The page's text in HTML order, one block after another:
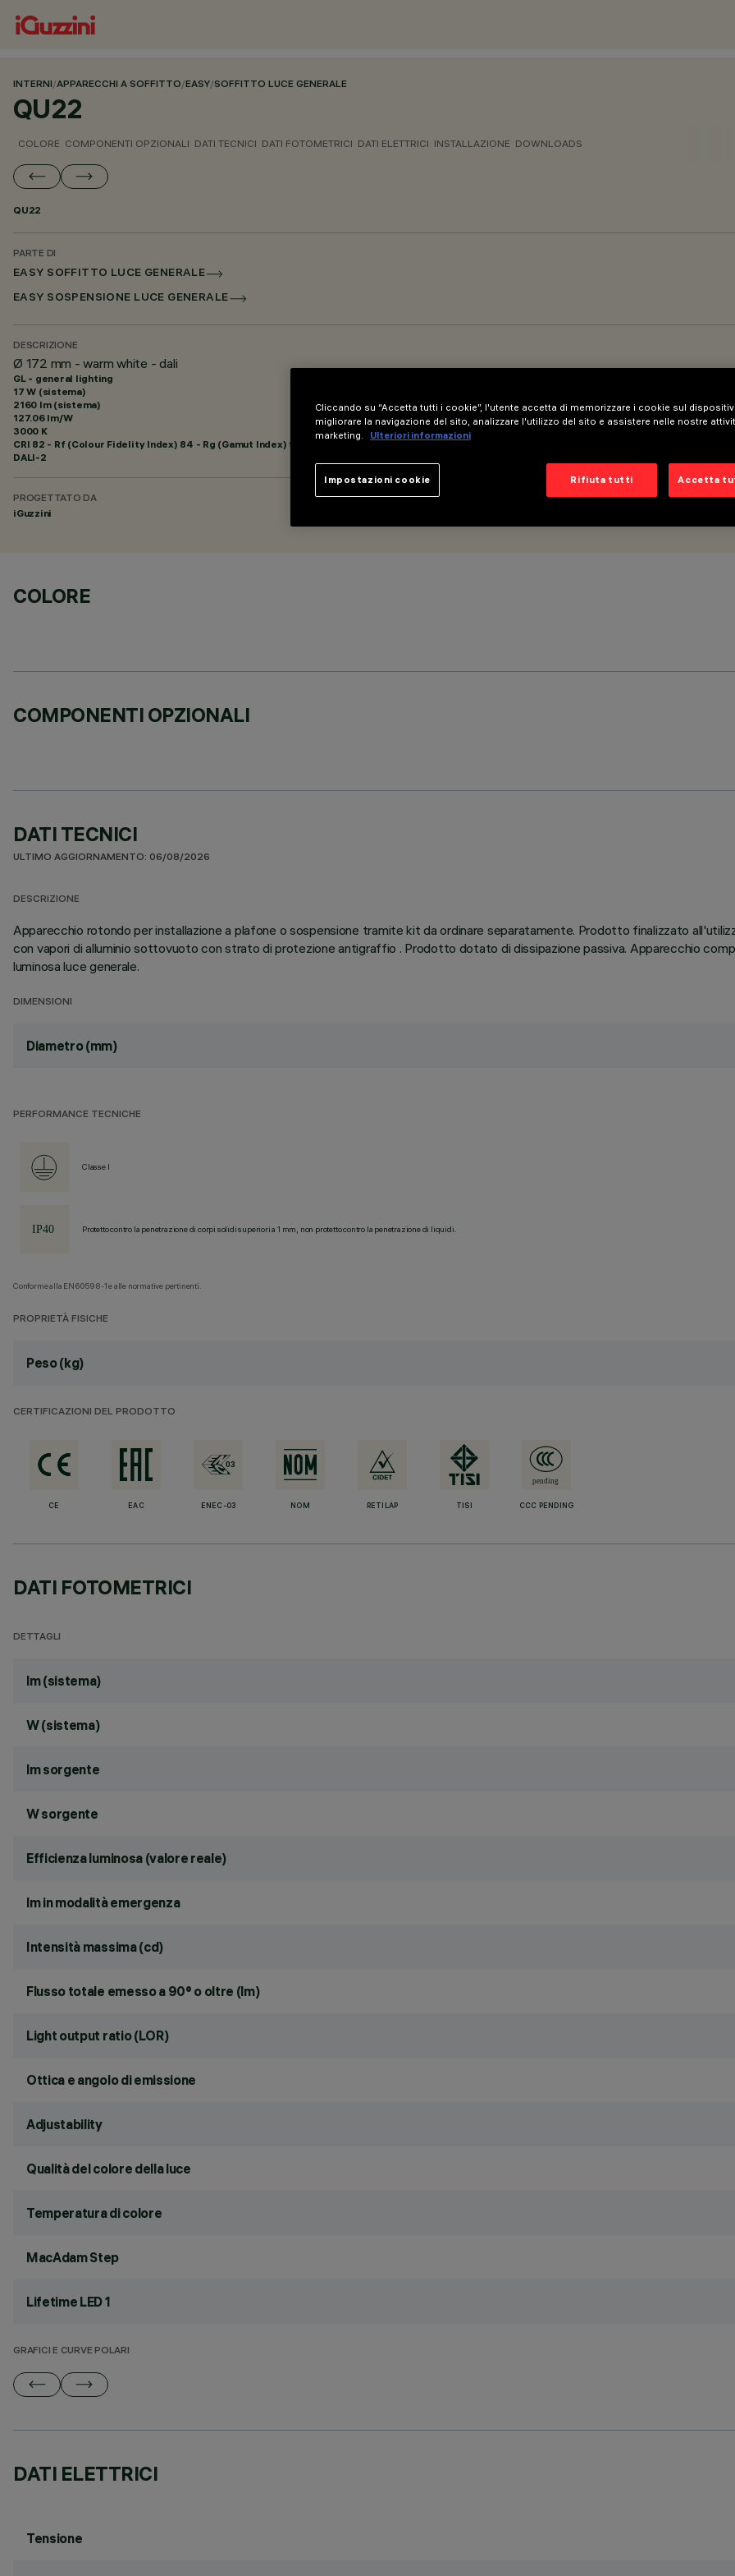
INTERNI/APPARECCHI A SOFFITTO/EASY/SOFFITTO LUCE GENERALE
QU22
COLORE COMPONENTI OPZIONALI DATI TECNICI DATI FOTOMETRICI DATI ELETTRICI INSTALLAZIONE DOWNLOADS
QU22
PARTE DI
EASY SOFFITTO LUCE GENERALE
EASY SOSPENSIONE LUCE GENERALE
DESCRIZIONE
Ø 172 mm - warm white - dali
GL - general lighting
17 W (sistema)
2160 lm (sistema)
127.06 lm/W
3000 K
CRI 82 - Rf (Colour Fidelity Index) 84 - Rg (Gamut Index) 95
DALI-2
PROGETTATO DA
iGuzzini
COLORE
COMPONENTI OPZIONALI
DATI TECNICI
ULTIMO AGGIORNAMENTO: 06/08/2026
DESCRIZIONE
Apparecchio rotondo per installazione a plafone o sospensione tramite kit da ordinare separatamente. Prodotto finalizzato
con vapori di alluminio sottovuoto con strato di protezione antigraffio . Prodotto dotato di dissipazione passiva. Apparecchio
luminosa luce generale.
DIMENSIONI
Diametro (mm)
PERFORMANCE TECNICHE
Classe I
Protetto contro la penetrazione di corpi solidi superiori a 1 mm, non protetto contro la penetrazione di liquidi.
Conforme alla EN60598-1 e alle normative pertinenti.
PROPRIETÀ FISICHE
Peso (kg)
CERTIFICAZIONI DEL PRODOTTO
CE EAC ENEC-03 NOM RETILAP TISI CCC PENDING
DATI FOTOMETRICI
DETTAGLI
lm (sistema)
W (sistema)
lm sorgente
W sorgente
Efficienza luminosa (valore reale)
lm in modalità emergenza
Intensità massima (cd)
Flusso totale emesso a 90° o oltre (lm)
Light output ratio (LOR)
Ottica e angolo di emissione
Adjustability
Qualità del colore della luce
Temperatura di colore
MacAdam Step
Lifetime LED 1
GRAFICI E CURVE POLARI
DATI ELETTRICI
Tensione
Cliccando su “Accetta tutti i cookie”, l'utente accetta di memorizzare i cookie sul
migliorare la navigazione del sito, analizzare l'utilizzo del sito e assistere nelle nostre
marketing.
Ulteriori informazioni
Rifiuta tutti Accetta
Impostazioni cookie